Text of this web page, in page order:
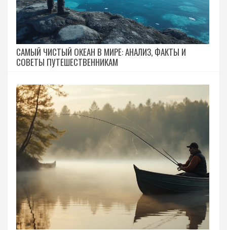
САМЫЙ ЧИСТЫЙ ОКЕАН В МИРЕ: АНАЛИЗ, ФАКТЫ И
СОВЕТЫ ПУТЕШЕСТВЕННИКАМ